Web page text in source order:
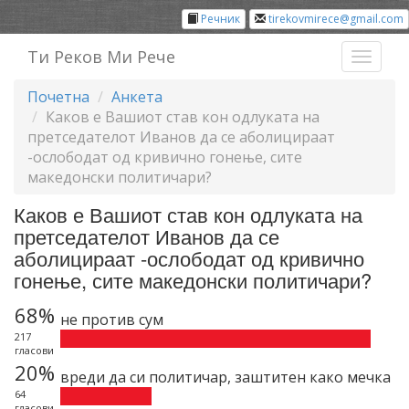
tirekovmirece@gmail.com
Речник
Toggle
Ти Реков Ми Рече
Почетна
Анкета
Каков е Вашиот став кон одлуката на
претседателот Иванов да се аболицираат
-ослободат од кривично гонење, сите
македонски политичари?
Каков е Вашиот став кон одлуката на
претседателот Иванов да се
аболицираат -ослободат од кривично
гонење, сите македонски политичари?
68%
217
гласови
не против сум
20%
64
вреди да си политичар, заштитен како мечка